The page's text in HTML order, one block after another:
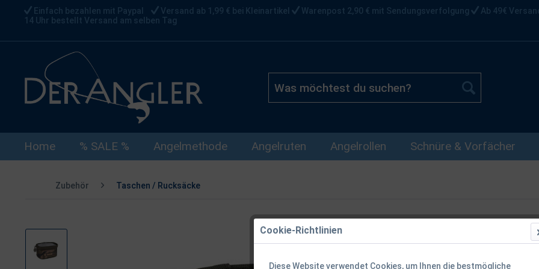
Einfach bezahlen mit Paypal Versand ab 1,99 € bei Kleinartikel Warenpost 2,90 € mit Sendungsverfolgung Ab 49€
14 Uhr bestellt Versand am selben Tag
Home % SALE % Angelmethode Angelruten Angelrollen Schnüre & Vorfächer
Zubehör Taschen / Rucksäcke
Fox
13x8,5x7cm
Cookie-Richtlinien
Diese Website verwendet Cookies, um Ihnen die bestmögliche